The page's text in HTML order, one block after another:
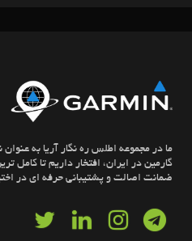
پتينه صورتي
زرد روشن
سبز
ما در مجموعه اطلس ره نگار آریا به
گارمین در ایران، افتخار داریم تا کامل
ضمانت اصالت و پشتیبانی حرفه ای در